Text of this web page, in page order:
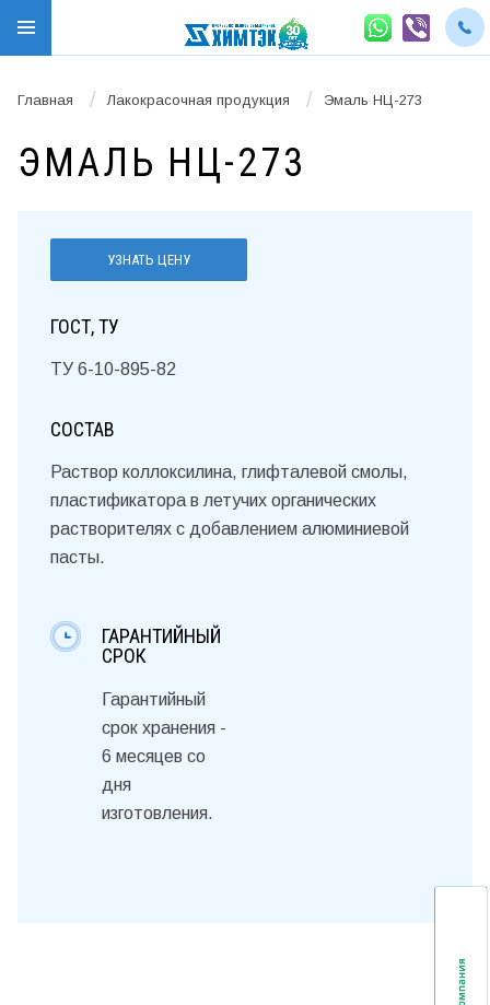
Главная / Лакокрасочная продукция / Эмаль НЦ-273
ЭМАЛЬ НЦ-273
УЗНАТЬ ЦЕНУ
ГОСТ, ТУ
ТУ 6-10-895-82
СОСТАВ
Раствор коллоксилина, глифталевой смолы,
пластификатора в летучих органических
растворителях с добавлением алюминиевой
пасты.
ГАРАНТИЙНЫЙ
СРОК
Гарантийный
срок хранения -
6 месяцев со
дня
изготовления.